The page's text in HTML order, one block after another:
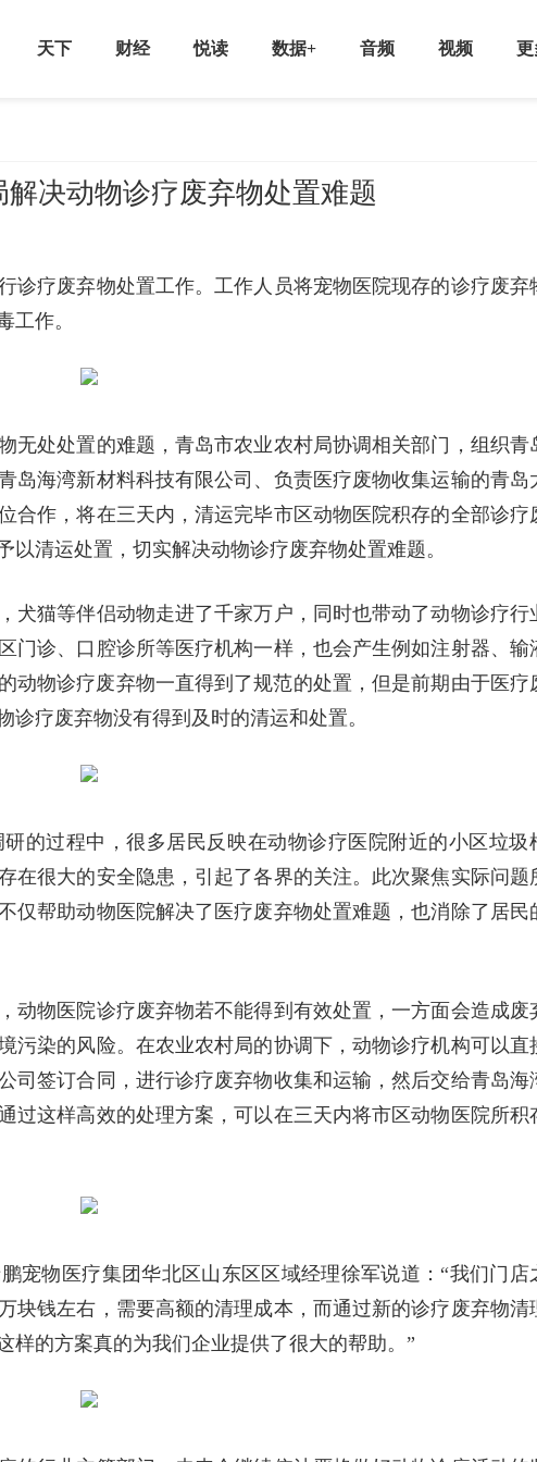
天下 财经 悦读 数据+ 音频 视频 更
决动物诊疗废弃物处置难题
诊疗废弃物处置工作。工作人员将宠物医院现存的诊疗废弃
工作。
无处处置的难题，青岛市农业农村局协调相关部门，组织青
岛海湾新材料科技有限公司、负责医疗废物收集运输的青岛
合作，将在三天内，清运完毕市区动物医院积存的全部诊疗
清运处置，切实解决动物诊疗废弃物处置难题。
犬猫等伴侣动物走进了千家万户，同时也带动了动物诊疗行
门诊、口腔诊所等医疗机构一样，也会产生例如注射器、输
动物诊疗废弃物一直得到了规范的处置，但是前期由于医疗
疗废弃物没有得到及时的清运和处置。
的过程中，很多居民反映在动物诊疗医院附近的小区垃圾
在很大的安全隐患，引起了各界的关注。此次聚焦实际问题
仅帮助动物医院解决了医疗废弃物处置难题，也消除了居民
动物医院诊疗废弃物若不能得到有效处置，一方面会造成废
污染的风险。在农业农村局的协调下，动物诊疗机构可以直
司签订合同，进行诊疗废弃物收集和运输，然后交给青岛海
过这样高效的处理方案，可以在三天内将市区动物医院所积
宠物医疗集团华北区山东区区域经理徐军说道：“我们门店
块钱左右，需要高额的清理成本，而通过新的诊疗废弃物清
样的方案真的为我们企业提供了很大的帮助。”